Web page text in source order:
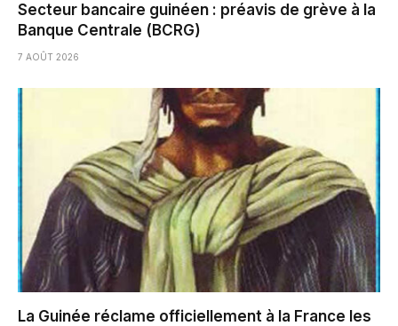
Secteur bancaire guinéen : préavis de grève à la
Banque Centrale (BCRG)
7 AOÛT 2026
La Guinée réclame officiellement à la France les